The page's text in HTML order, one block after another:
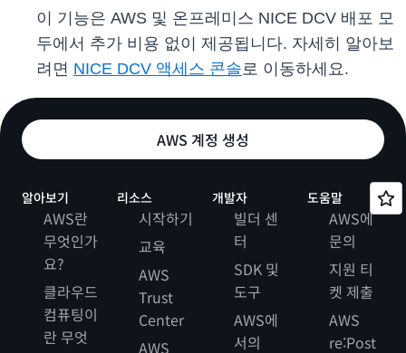
이 기능은 AWS 및 온프레미스 NICE DCV 배포 모
두에서 추가 비용 없이 제공됩니다. 자세히 알아보
려면 NICE DCV 액세스 콘솔로 이동하세요.
AWS 계정 생성
알아보기
AWS란
무엇인가
요?
클라우드
컴퓨팅이
란 무엇
리소스
시작하기
교육
AWS
Trust
Center
AWS
개발자
빌더 센
터
SDK 및
도구
AWS에
서의
도움말
AWS에
문의
지원 티
켓 제출
AWS
re:Post